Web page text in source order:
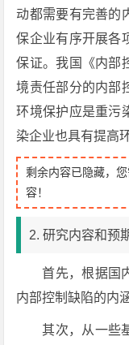
动都需要有完善的
保企业有序开展各
保证。我国《内部
境责任部分的内部
环境保护应是重污
染企业也具有提高
剩余内容已隐藏，
容！
2. 研究内容和预
首先，根据国
内部控制缺陷的内
其次，从一些